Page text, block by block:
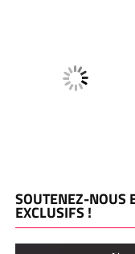
SOUTENEZ-NOUS
EXCLUSIFS !